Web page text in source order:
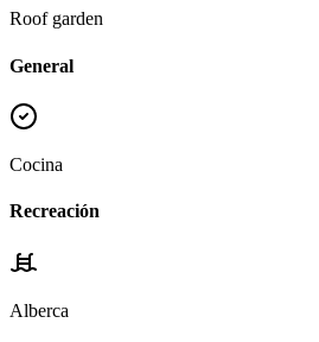
Roof garden
General
Cocina
Recreación
Alberca